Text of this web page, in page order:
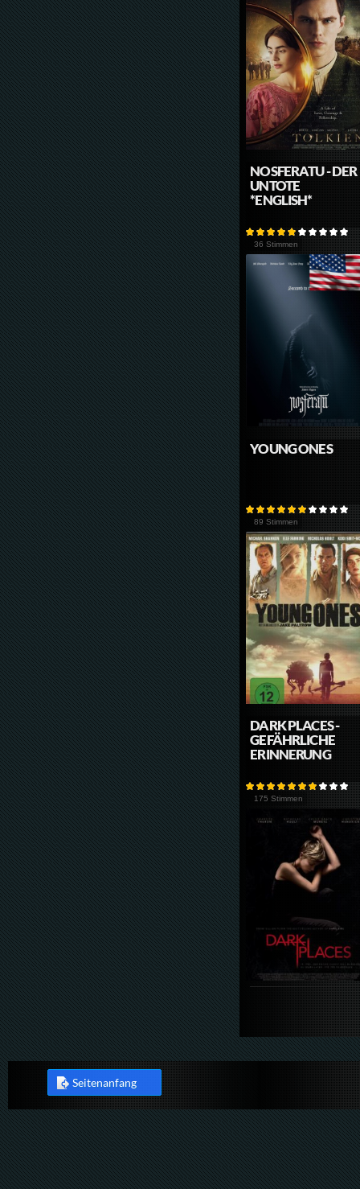
NOSFERATU - DER
UNTOTE
*ENGLISH*
36 Stimmen
YOUNG ONES
89 Stimmen
DARK PLACES -
GEFÄHRLICHE
ERINNERUNG
175 Stimmen
Seitenanfang